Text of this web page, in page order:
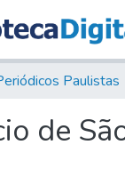
Paulistas
de